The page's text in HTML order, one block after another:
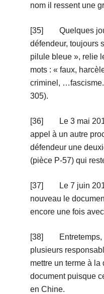
nom il ressent une
[35] Quelques
défendeur, toujours
pilule bleue », relie
mots : « faux,
criminel,
305).
[36] Le 3 mai
appel à un autre
défendeur une
(pièce P-57) qui
[37] Le 7 juin
nouveau le
encore une fois
[38] Entretemps,
plusieurs
mettre un terme à
document puisque
en Chine.